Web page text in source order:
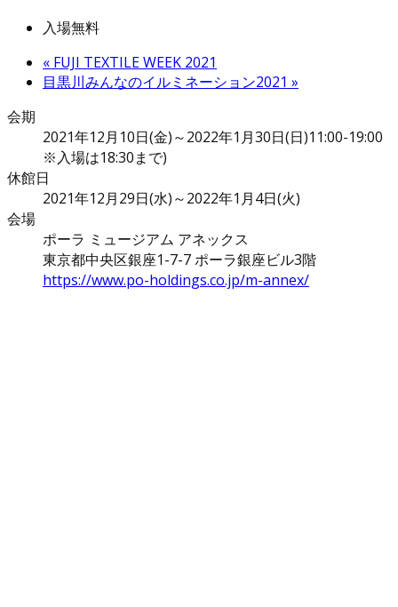
入場無料
« FUJI TEXTILE WEEK 2021
目黒川みんなのイルミネーション2021 »
会期
2021年12月10日(金)～2022年1月30日(日)11:00-19:00
※入場は18:30まで)
休館日
2021年12月29日(水)～2022年1月4日(火)
会場
ポーラ ミュージアム アネックス
東京都中央区銀座1-7-7 ポーラ銀座ビル3階
https://www.po-holdings.co.jp/m-annex/